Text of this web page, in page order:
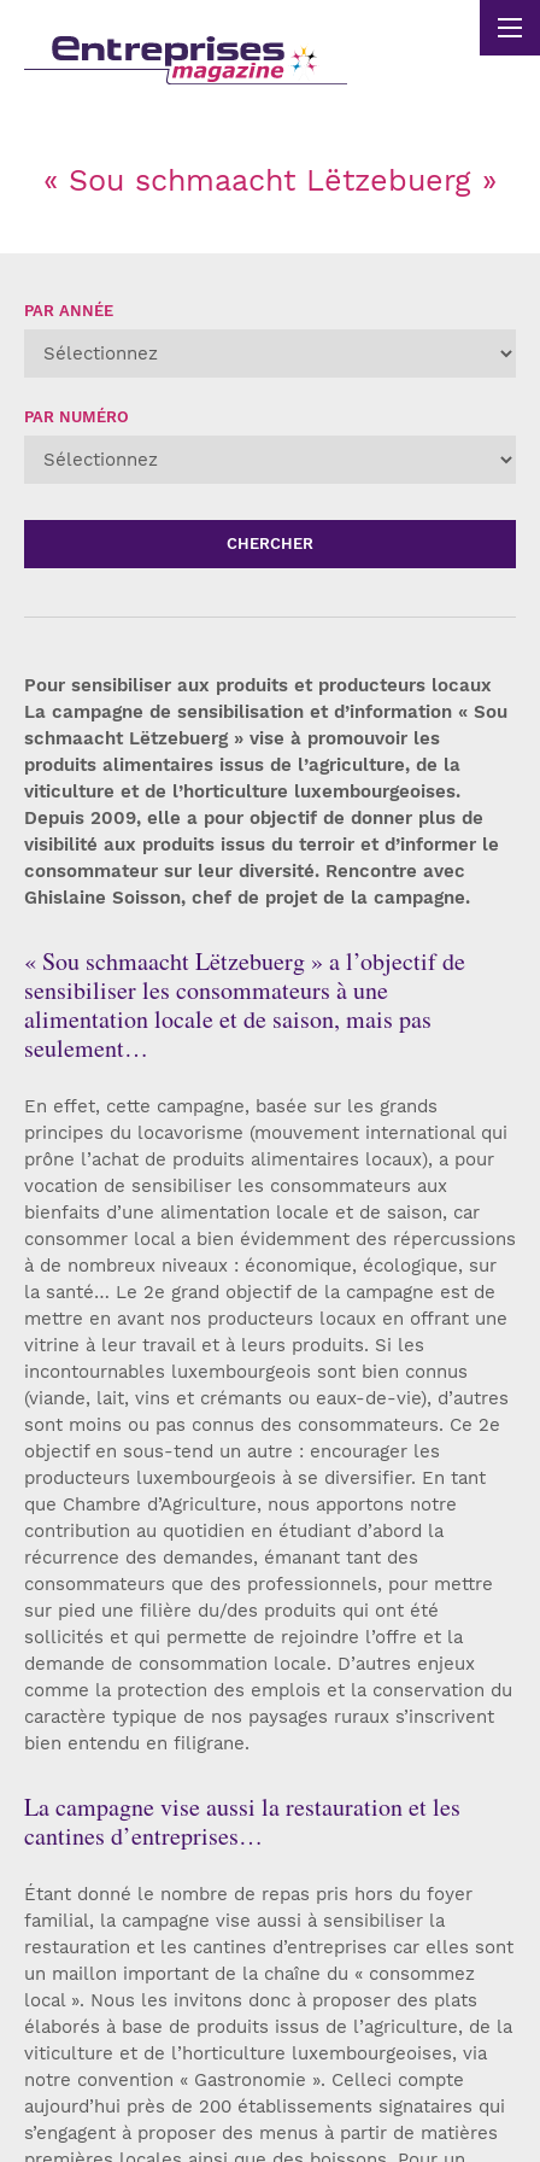
« Sou schmaacht Lëtzebuerg »
Pour sensibiliser aux produits et producteurs locaux
La campagne de sensibilisation et d’information « Sou
schmaacht Lëtzebuerg » vise à promouvoir les
produits alimentaires issus de l’agriculture, de la
viticulture et de l’horticulture luxembourgeoises.
Depuis 2009, elle a pour objectif de donner plus de
visibilité aux produits issus du terroir et d’informer le
consommateur sur leur diversité. Rencontre avec
Ghislaine Soisson, chef de projet de la campagne.
« Sou schmaacht Lëtzebuerg » a l’objectif de
sensibiliser les consommateurs à une
alimentation locale et de saison, mais pas
seulement…
En effet, cette campagne, basée sur les grands
principes du locavorisme (mouvement international qui
prône l’achat de produits alimentaires locaux), a pour
vocation de sensibiliser les consommateurs aux
bienfaits d’une alimentation locale et de saison, car
consommer local a bien évidemment des répercussions
à de nombreux niveaux : économique, écologique, sur
la santé… Le 2e grand objectif de la campagne est de
mettre en avant nos producteurs locaux en offrant une
vitrine à leur travail et à leurs produits. Si les
incontournables luxembourgeois sont bien connus
(viande, lait, vins et crémants ou eaux-de-vie), d’autres
sont moins ou pas connus des consommateurs. Ce 2e
objectif en sous-tend un autre : encourager les
producteurs luxembourgeois à se diversifier. En tant
que Chambre d’Agriculture, nous apportons notre
contribution au quotidien en étudiant d’abord la
récurrence des demandes, émanant tant des
consommateurs que des professionnels, pour mettre
sur pied une filière du/des produits qui ont été
sollicités et qui permette de rejoindre l’offre et la
demande de consommation locale. D’autres enjeux
comme la protection des emplois et la conservation du
caractère typique de nos paysages ruraux s’inscrivent
bien entendu en filigrane.
La campagne vise aussi la restauration et les
cantines d’entreprises…
Étant donné le nombre de repas pris hors du foyer
familial, la campagne vise aussi à sensibiliser la
restauration et les cantines d’entreprises car elles sont
un maillon important de la chaîne du « consommez
local ». Nous les invitons donc à proposer des plats
élaborés à base de produits issus de l’agriculture, de la
viticulture et de l’horticulture luxembourgeoises, via
notre convention « Gastronomie ». Celleci compte
aujourd’hui près de 200 établissements signataires qui
s’engagent à proposer des menus à partir de matières
PAR ANNÉE
PAR NUMÉRO
CHERCHER